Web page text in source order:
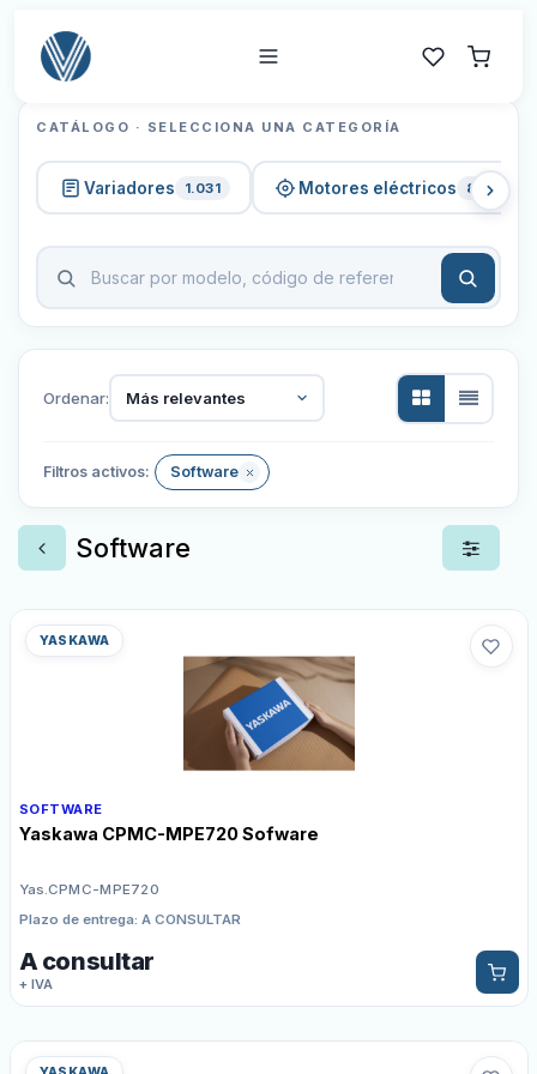
CATÁLOGO · SELECCIONA UNA CATEGORÍA
Variadores 1.031 Motores eléctricos 820
Ordenar: Más relevantes
Filtros activos: Software
Software
YASKAWA
SOFTWARE
Yaskawa CPMC-MPE720 Sofware
Yas.CPMC-MPE720
Plazo de entrega: A CONSULTAR
A consultar
+ IVA